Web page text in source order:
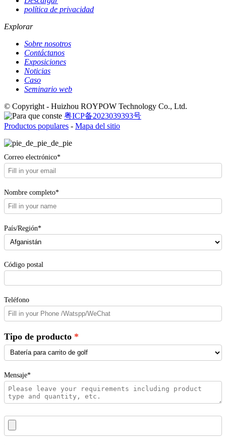
política de privacidad
Explorar
Sobre nosotros
Contáctanos
Exposiciones
Noticias
Caso
Seminario web
© Copyright - Huizhou ROYPOW Technology Co., Ltd.
粤ICP备2023039393号
Productos populares - Mapa del sitio
Correo electrónico*
Nombre completo*
País/Región*
Código postal
Teléfono
Tipo de producto
Mensaje*